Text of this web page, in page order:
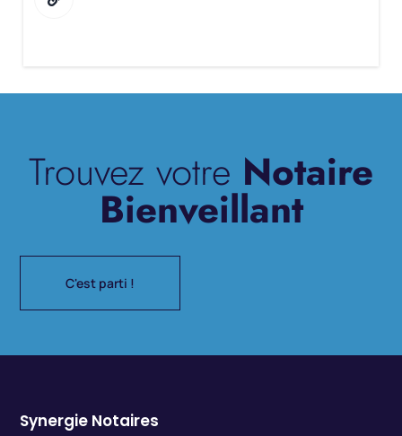
Trouvez votre Notaire
Bienveillant
C'est parti !
Synergie Notaires